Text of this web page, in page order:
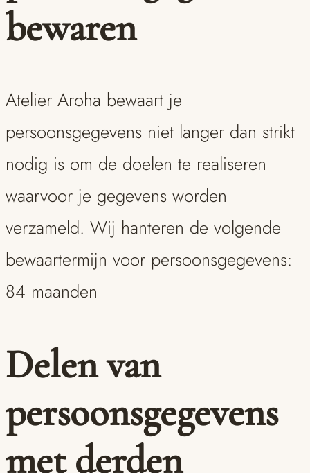
bewaren
Atelier Aroha bewaart je
persoonsgegevens niet langer dan strikt
nodig is om de doelen te realiseren
waarvoor je gegevens worden
verzameld. Wij hanteren de volgende
bewaartermijn voor persoonsgegevens:
84 maanden
Delen van
persoonsgegevens
met derden